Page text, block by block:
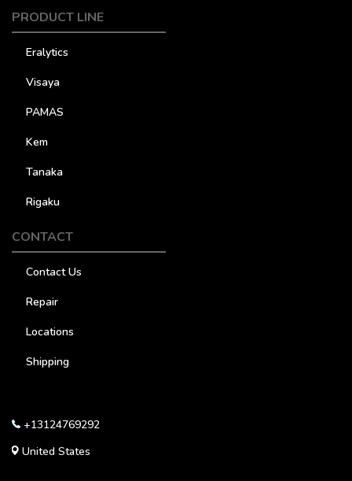
PRODUCT LINE
Eralytics
Visaya
PAMAS
Kem
Tanaka
Rigaku
CONTACT
Contact Us
Repair
Locations
Shipping
+13124769292
United States